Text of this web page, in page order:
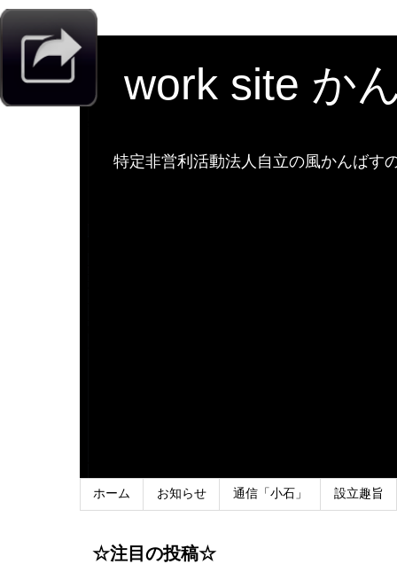
work site か
特定非営利活動法人自立の風かんばす
ホーム お知らせ 通信「小石」 設立趣旨
☆注目の投稿☆